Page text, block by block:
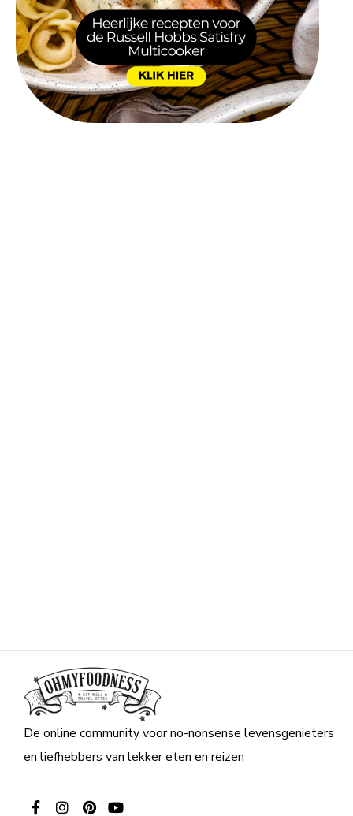
De online community voor no-nonsense levensgenieters
en liefhebbers van lekker eten en reizen